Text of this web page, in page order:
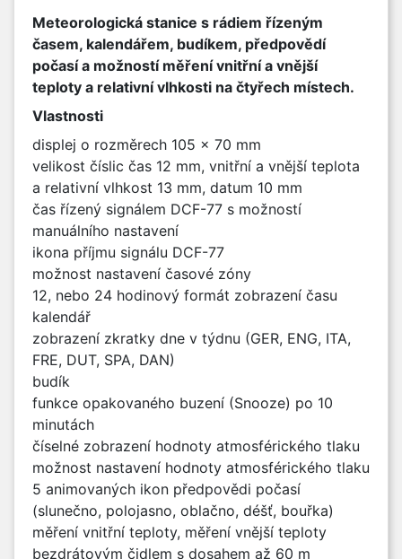
Meteorologická stanice s rádiem řízeným
časem, kalendářem, budíkem, předpovědí
počasí a možností měření vnitřní a vnější
teploty a relativní vlhkosti na čtyřech místech.
Vlastnosti
displej o rozměrech 105 x 70 mm
velikost číslic čas 12 mm, vnitřní a vnější teplota
a relativní vlhkost 13 mm, datum 10 mm
čas řízený signálem DCF-77 s možností
manuálního nastavení
ikona příjmu signálu DCF-77
možnost nastavení časové zóny
12, nebo 24 hodinový formát zobrazení času
kalendář
zobrazení zkratky dne v týdnu (GER, ENG, ITA,
FRE, DUT, SPA, DAN)
budík
funkce opakovaného buzení (Snooze) po 10
minutách
číselné zobrazení hodnoty atmosférického tlaku
možnost nastavení hodnoty atmosférického tlaku
5 animovaných ikon předpovědi počasí
(slunečno, polojasno, oblačno, déšť, bouřka)
měření vnitřní teploty, měření vnější teploty
bezdrátovým čidlem s dosahem až 60 m